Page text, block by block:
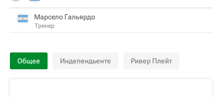
Марсело Гальярдо
Тренер
Общее Индепендьенте Ривер Плейт